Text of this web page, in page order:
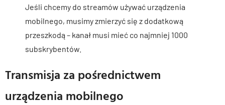
Jeśli chcemy do streamów używać urządzenia
mobilnego, musimy zmierzyć się z dodatkową
przeszkodą – kanał musi mieć co najmniej 1000
subskrybentów.
Transmisja za pośrednictwem
urządzenia mobilnego